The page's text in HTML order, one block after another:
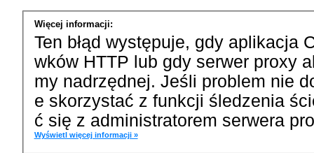
Więcej informacji:
Ten błąd występuje, gdy aplikacja
wków HTTP lub gdy serwer proxy
my nadrzędnej. Jeśli problem nie
e skorzystać z funkcji śledzenia
ć się z administratorem serwera
Wyświetl więcej informacji »